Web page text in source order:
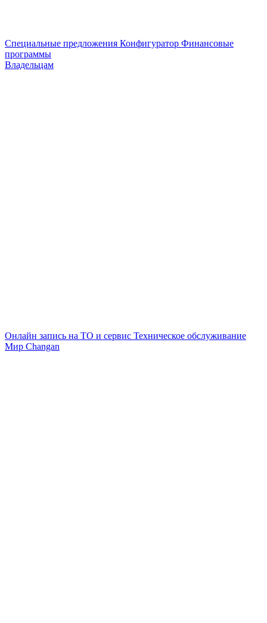
Специальные предложения Конфигуратор Финансовые
программы
Владельцам
Онлайн запись на ТО и сервис Техническое обслуживание
Мир Changan